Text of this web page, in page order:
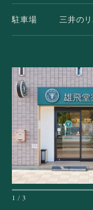
駐車場 三井の
1 / 3